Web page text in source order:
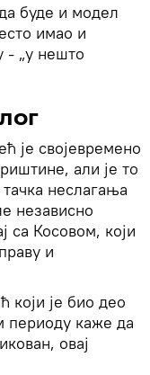
буде и модел
имао и
- „у нешто
је својевремено
али је то
неслагања
независно
са Косовом, који
и
је био део
периоду каже да
овај